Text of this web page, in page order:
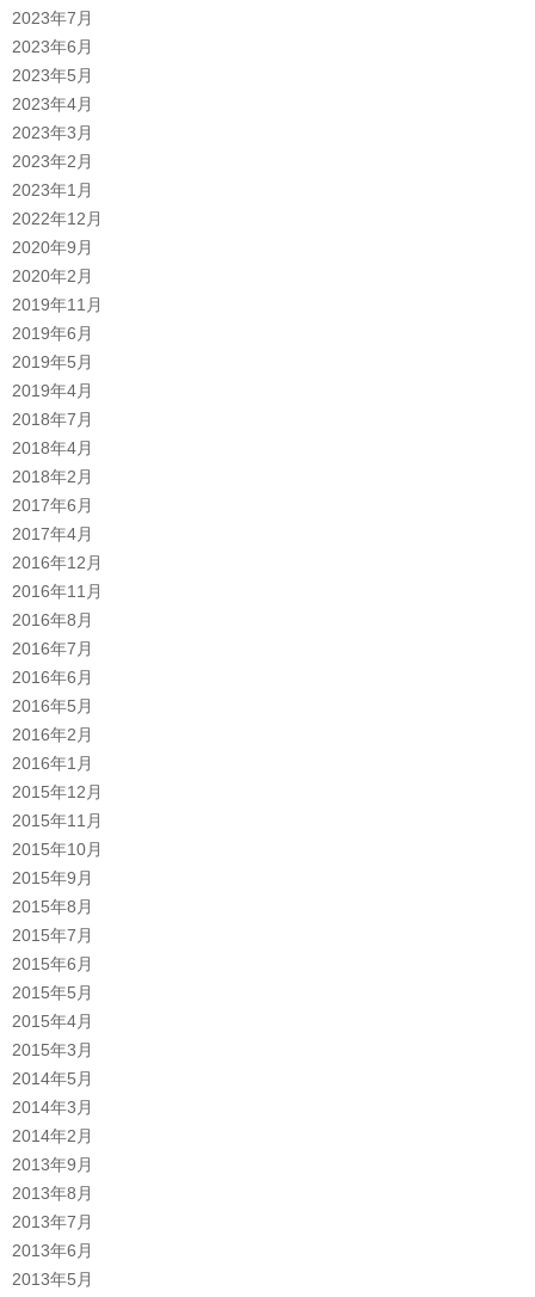
2023年7月
2023年6月
2023年5月
2023年4月
2023年3月
2023年2月
2023年1月
2022年12月
2020年9月
2020年2月
2019年11月
2019年6月
2019年5月
2019年4月
2018年7月
2018年4月
2018年2月
2017年6月
2017年4月
2016年12月
2016年11月
2016年8月
2016年7月
2016年6月
2016年5月
2016年2月
2016年1月
2015年12月
2015年11月
2015年10月
2015年9月
2015年8月
2015年7月
2015年6月
2015年5月
2015年4月
2015年3月
2014年5月
2014年3月
2014年2月
2013年9月
2013年8月
2013年7月
2013年6月
2013年5月